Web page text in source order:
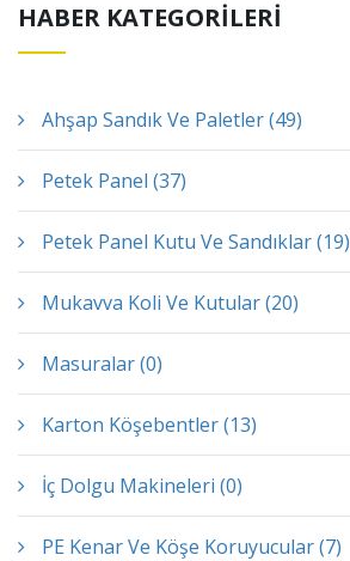
HABER KATEGORİLERİ
Ahşap Sandık Ve Paletler (49)
Petek Panel (37)
Petek Panel Kutu Ve Sandıklar (19)
Mukavva Koli Ve Kutular (20)
Masuralar (0)
Karton Köşebentler (13)
İç Dolgu Makineleri (0)
PE Kenar Ve Köşe Koruyucular (7)